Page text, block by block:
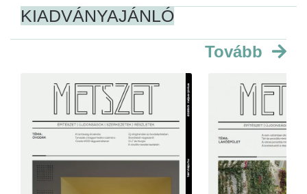
KIADVÁNYAJÁNLÓ
Tovább